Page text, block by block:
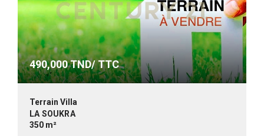
490,000TND/ TTC
Terrain Villa
LA SOUKRA
350 m²